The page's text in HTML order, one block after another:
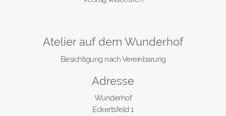
Atelier auf dem Wunderhof
Besichtigung nach Vereinbarung
Adresse
Wunderhof
Eckertsfeld 1